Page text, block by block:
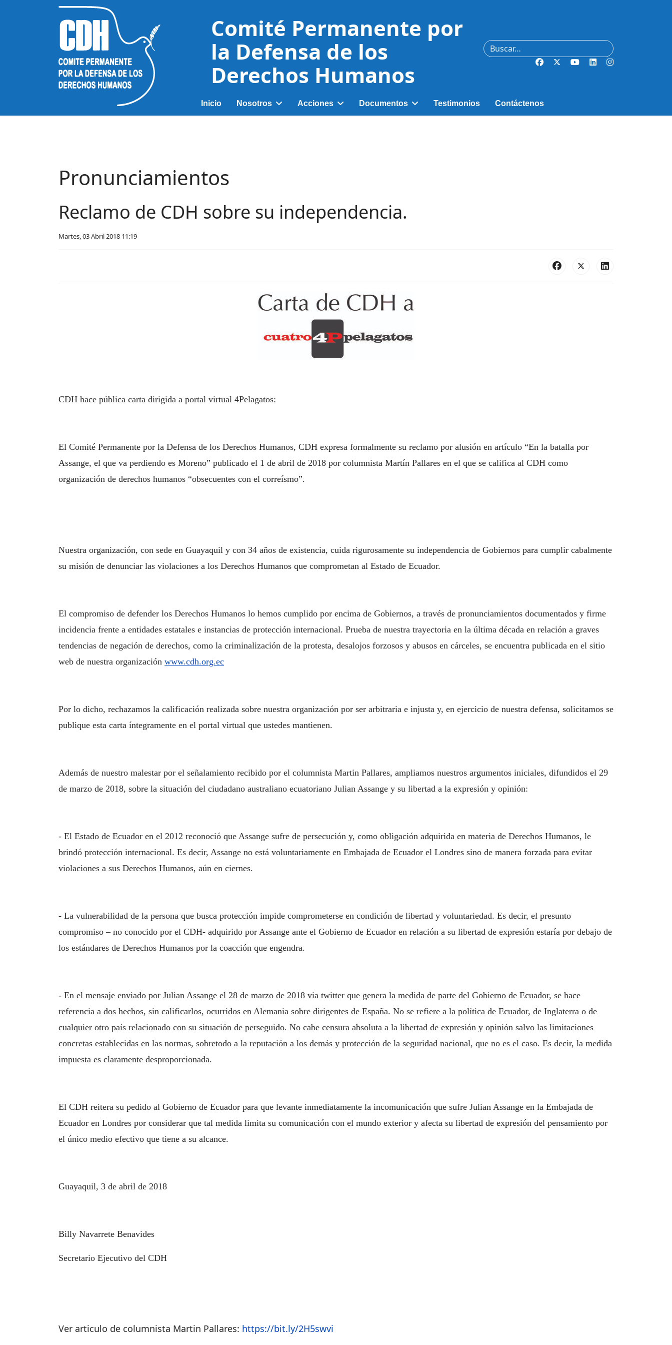
Comité Permanente por
la Defensa de los
Derechos Humanos
Buscar
Inicio Nosotros Acciones Documentos Testimonios Contáctenos
Pronunciamientos
Reclamo de CDH sobre su independencia.
Martes, 03 Abril 2018 11:19
CDH hace pública carta dirigida a portal virtual 4Pelagatos:
El Comité Permanente por la Defensa de los Derechos Humanos, CDH expresa formalmente su reclamo por alusión en artículo “En la batalla por
Assange, el que va perdiendo es Moreno” publicado el 1 de abril de 2018 por columnista Martín Pallares en el que se califica al CDH como
organización de derechos humanos “obsecuentes con el correísmo”.
Nuestra organización, con sede en Guayaquil y con 34 años de existencia, cuida rigurosamente su independencia de Gobiernos para cumplir cabalmente
su misión de denunciar las violaciones a los Derechos Humanos que comprometan al Estado de Ecuador.
El compromiso de defender los Derechos Humanos lo hemos cumplido por encima de Gobiernos, a través de pronunciamientos documentados y firme
incidencia frente a entidades estatales e instancias de protección internacional. Prueba de nuestra trayectoria en la última década en relación a graves
tendencias de negación de derechos, como la criminalización de la protesta, desalojos forzosos y abusos en cárceles, se encuentra publicada en el sitio
web de nuestra organización www.cdh.org.ec
Por lo dicho, rechazamos la calificación realizada sobre nuestra organización por ser arbitraria e injusta y, en ejercicio de nuestra defensa, solicitamos se
publique esta carta íntegramente en el portal virtual que ustedes mantienen.
Además de nuestro malestar por el señalamiento recibido por el columnista Martin Pallares, ampliamos nuestros argumentos iniciales, difundidos el 29
de marzo de 2018, sobre la situación del ciudadano australiano ecuatoriano Julian Assange y su libertad a la expresión y opinión:
- El Estado de Ecuador en el 2012 reconoció que Assange sufre de persecución y, como obligación adquirida en materia de Derechos Humanos, le
brindó protección internacional. Es decir, Assange no está voluntariamente en Embajada de Ecuador el Londres sino de manera forzada para evitar
violaciones a sus Derechos Humanos, aún en ciernes.
- La vulnerabilidad de la persona que busca protección impide comprometerse en condición de libertad y voluntariedad. Es decir, el presunto
compromiso – no conocido por el CDH- adquirido por Assange ante el Gobierno de Ecuador en relación a su libertad de expresión estaría por debajo de
los estándares de Derechos Humanos por la coacción que engendra.
- En el mensaje enviado por Julian Assange el 28 de marzo de 2018 via twitter que genera la medida de parte del Gobierno de Ecuador, se hace
referencia a dos hechos, sin calificarlos, ocurridos en Alemania sobre dirigentes de España. No se refiere a la política de Ecuador, de Inglaterra o de
cualquier otro país relacionado con su situación de perseguido. No cabe censura absoluta a la libertad de expresión y opinión salvo las limitaciones
concretas establecidas en las normas, sobretodo a la reputación a los demás y protección de la seguridad nacional, que no es el caso. Es decir, la medida
impuesta es claramente desproporcionada.
El CDH reitera su pedido al Gobierno de Ecuador para que levante inmediatamente la incomunicación que sufre Julian Assange en la Embajada de
Ecuador en Londres por considerar que tal medida limita su comunicación con el mundo exterior y afecta su libertad de expresión del pensamiento por
el único medio efectivo que tiene a su alcance.
Guayaquil, 3 de abril de 2018
Billy Navarrete Benavides
Secretario Ejecutivo del CDH
Ver articulo de columnista Martin Pallares: https://bit.ly/2H5swvi